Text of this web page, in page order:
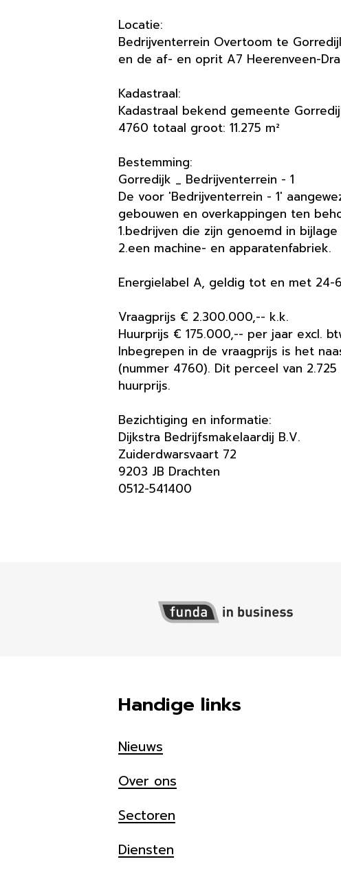
Locatie:
Bedrijventerrein Overtoom te
en de af- en oprit A7 Heerenveen-
Kadastraal:
Kadastraal bekend gemeente
4760 totaal groot: 11.275 m²
Bestemming:
Gorredijk _ Bedrijventerrein - 1
De voor 'Bedrijventerrein - 1'
gebouwen en overkappingen ten
1.bedrijven die zijn genoemd in
2.een machine- en apparatenfabriek.
Energielabel A, geldig tot en met 24-
Vraagprijs € 2.300.000,-- k.k.
Huurprijs € 175.000,-- per jaar excl.
Inbegrepen in de vraagprijs is het
(nummer 4760). Dit perceel van
huurprijs.
Bezichtiging en informatie:
Dijkstra Bedrijfsmakelaardij B.V.
Zuiderdwarsvaart 72
9203 JB Drachten
0512-541400
Handige links
Nieuws
Over ons
Sectoren
Diensten